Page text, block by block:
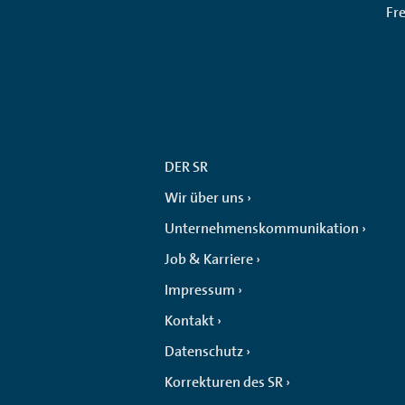
DER SR
Wir über uns
Unternehmenskommunikation
Job & Karriere
Impressum
Kontakt
Datenschutz
Korrekturen des SR